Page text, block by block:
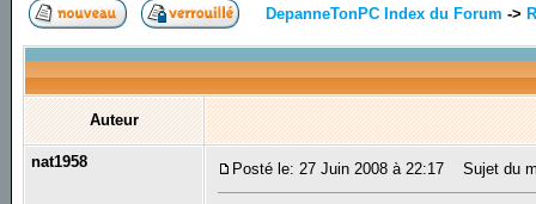
DepanneTonPC Index du Forum ->
Auteur
nat1958 Posté le: 27 Juin 2008 à 22:17 Sujet du